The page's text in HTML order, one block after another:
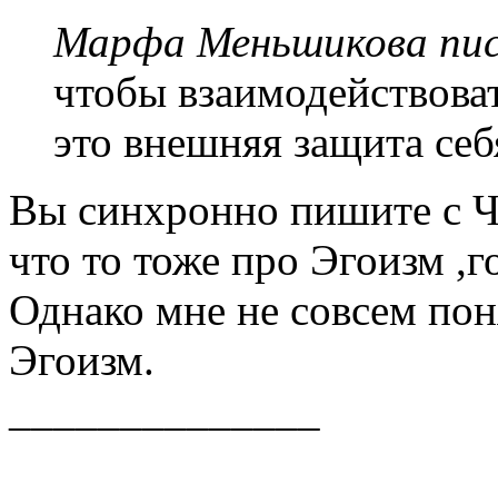
Марфа Меньшикова
чтобы
это внешняя защита
Вы синхронно пишите с
что то тоже про Эгоизм
Однако мне не совсем
Эгоизм.